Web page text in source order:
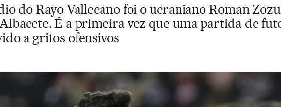
do Rayo Vallecano foi o ucraniano Roman
É a primeira vez que uma partida de
a gritos ofensivos